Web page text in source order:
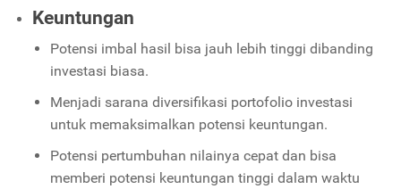
Keuntungan
Potensi imbal hasil bisa jauh lebih tinggi dibanding
investasi biasa.
Menjadi sarana diversifikasi portofolio investasi
untuk memaksimalkan potensi keuntungan.
Potensi pertumbuhan nilainya cepat dan bisa
memberi potensi keuntungan tinggi dalam waktu